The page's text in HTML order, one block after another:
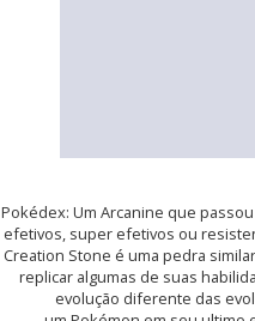
Pokédex: Um Arcanine que
efetivos, super efetivos ou
Creation Stone é uma pedra
replicar algumas de suas
evolução diferente das